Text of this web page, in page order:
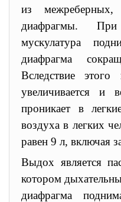
из
диафрагмы.
мускулатура
диафрагма
Вследствие этого
увеличивается и
проникает в
воздуха в легких
равен 9 л, включая
Выдох является
котором
диафрагма